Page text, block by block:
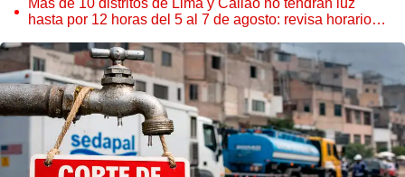
hasta por 12 horas del 5 al 7 de agosto: revisa horarios y